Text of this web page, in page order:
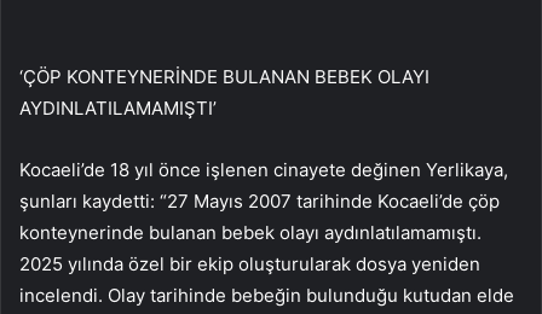
‘ÇÖP KONTEYNERİNDE BULANAN BEBEK OLAYI
AYDINLATILAMAMIŞTI’
Kocaeli’de 18 yıl önce işlenen cinayete değinen Yerlikaya,
şunları kaydetti: “27 Mayıs 2007 tarihinde Kocaeli’de çöp
konteynerinde bulanan bebek olayı aydınlatılamamıştı.
2025 yılında özel bir ekip oluşturularak dosya yeniden
incelendi. Olay tarihinde bebeğin bulunduğu kutudan elde